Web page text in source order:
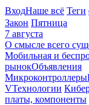
ВходНаше всё Теги
Закон Пятница
7 августа
О смысле всего
Мобильная и
рынокОбъявления
Микроконтроллеры
VТехнологии
платы, компоненты